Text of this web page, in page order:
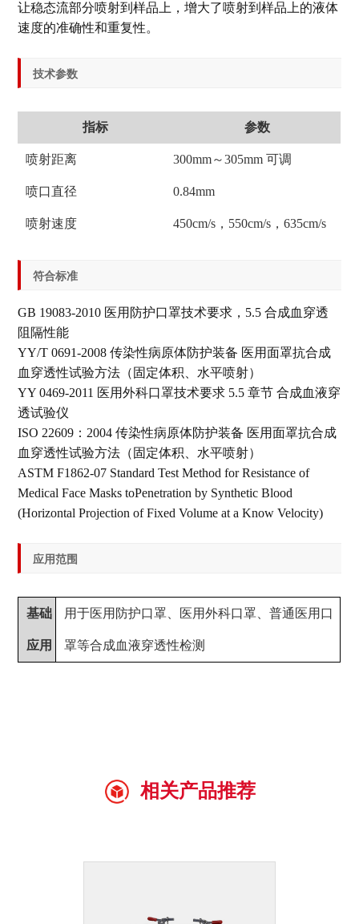
让稳态流部分喷射到样品上，增大了喷射到样品上的液体
速度的准确性和重复性。
技术参数
指标 参数
喷射距离 300mm～305mm 可调
喷口直径 0.84mm
喷射速度 450cm/s，550cm/s，635cm/s
符合标准
GB 19083-2010 医用防护口罩技术要求，5.5 合成血穿透
阻隔性能
YY/T 0691-2008 传染性病原体防护装备 医用面罩抗合成
血穿透性试验方法（固定体积、水平喷射）
YY 0469-2011 医用外科口罩技术要求 5.5 章节 合成血液穿
透试验仪
ISO 22609：2004 传染性病原体防护装备 医用面罩抗合成
血穿透性试验方法（固定体积、水平喷射）
ASTM F1862-07 Standard Test Method for Resistance of
Medical Face Masks toPenetration by Synthetic Blood
(Horizontal Projection of Fixed Volume at a Know Velocity)
应用范围
基础
应用
用于医用防护口罩、医用外科口罩、普通医用口
罩等合成血液穿透性检测
相关产品推荐